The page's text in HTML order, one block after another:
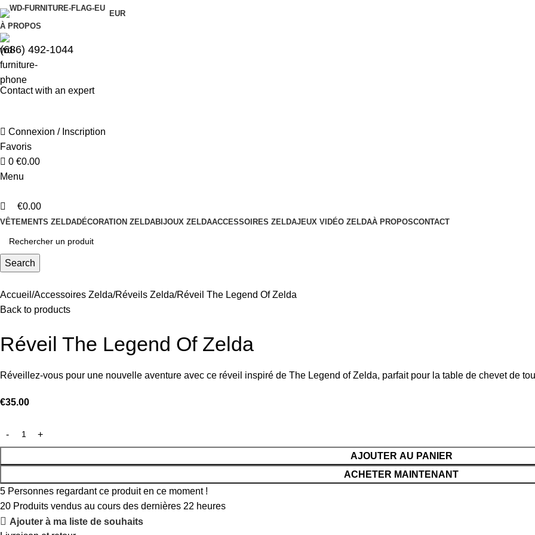
EUR
À PROPOS
(686) 492-1044
Contact with an expert
Connexion / Inscription
Favoris
0 €0.00
Menu
€0.00
VÊTEMENTS ZELDADÉCORATION ZELDABIJOUX ZELDAACCESSOIRES ZELDAJEUX VIDÉO ZELDAÀ PROPOSCONTACT
Search
Accueil Accessoires Zelda Réveils Zelda Réveil The Legend Of Zelda
Back to products
Réveil The Legend Of Zelda
Réveillez-vous pour une nouvelle aventure avec ce réveil inspiré de The Legend of Zelda, parfait pour la table de chevet de
€35.00
AJOUTER AU PANIER
ACHETER MAINTENANT
5 Personnes regardant ce produit en ce moment !
20 Produits vendus au cours des dernières 22 heures
Ajouter à ma liste de souhaits